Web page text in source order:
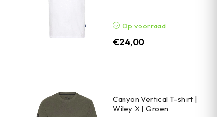
Op voorraad
€24,00
Canyon Vertical T-shirt |
Wiley X | Groen